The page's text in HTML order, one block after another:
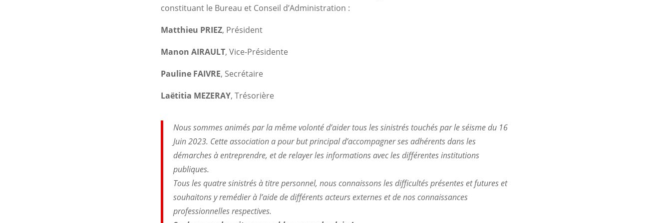
constituant le Bureau et Conseil d’Administration :
Matthieu PRIEZ, Président
Manon AIRAULT, Vice-Présidente
Pauline FAIVRE, Secrétaire
Laëtitia MEZERAY, Trésorière
Nous sommes animés par la même volonté d’aider tous les sinistrés touchés par le séisme du 16
Juin 2023. Cette association a pour but principal d’accompagner ses adhérents dans les
démarches à entreprendre, et de relayer les informations avec les différentes institutions
publiques.
Tous les quatre sinistrés à titre personnel, nous connaissons les difficultés présentes et futures et
souhaitons y remédier à l’aide de différents acteurs externes et de nos connaissances
professionnelles respectives.